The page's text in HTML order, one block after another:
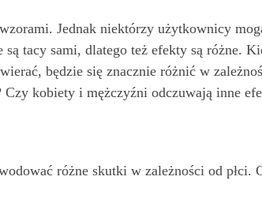
Jednak niektórzy użytkownicy
tacy sami, dlatego też efekty są różne.
będzie się znacznie różnić w
kobiety i mężczyźni odczuwają inne
różne skutki w zależności od płci.